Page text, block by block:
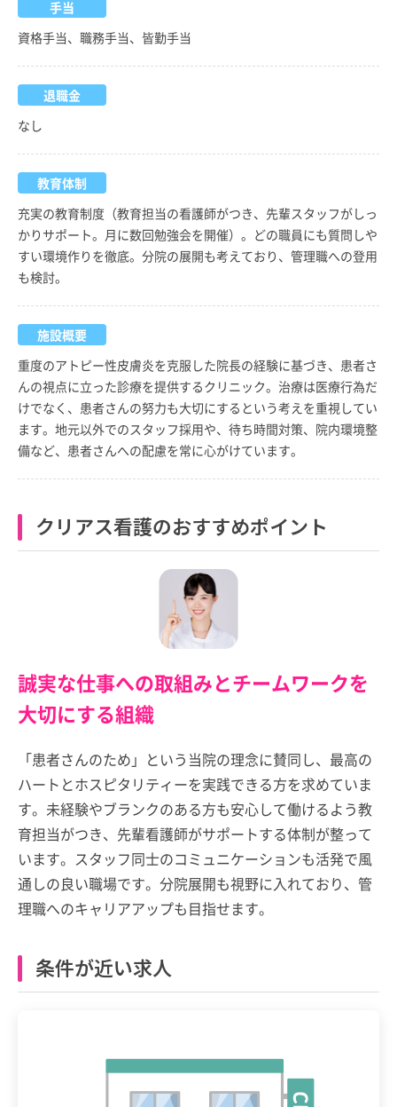
手当
資格手当、職務手当、皆勤手当
退職金
なし
教育体制
充実の教育制度（教育担当の看護師がつき、先輩スタッフがしっ
かりサポート。月に数回勉強会を開催）。どの職員にも質問しや
すい環境作りを徹底。分院の展開も考えており、管理職への登用
も検討。
施設概要
重度のアトピー性皮膚炎を克服した院長の経験に基づき、患者さ
んの視点に立った診療を提供するクリニック。治療は医療行為だ
けでなく、患者さんの努力も大切にするという考えを重視してい
ます。地元以外でのスタッフ採用や、待ち時間対策、院内環境整
備など、患者さんへの配慮を常に心がけています。
クリアス看護のおすすめポイント
誠実な仕事への取組みとチームワークを
大切にする組織
「患者さんのため」という当院の理念に賛同し、最高の
ハートとホスピタリティーを実践できる方を求めていま
す。未経験やブランクのある方も安心して働けるよう教
育担当がつき、先輩看護師がサポートする体制が整って
います。スタッフ同士のコミュニケーションも活発で風
通しの良い職場です。分院展開も視野に入れており、管
理職へのキャリアアップも目指せます。
条件が近い求人